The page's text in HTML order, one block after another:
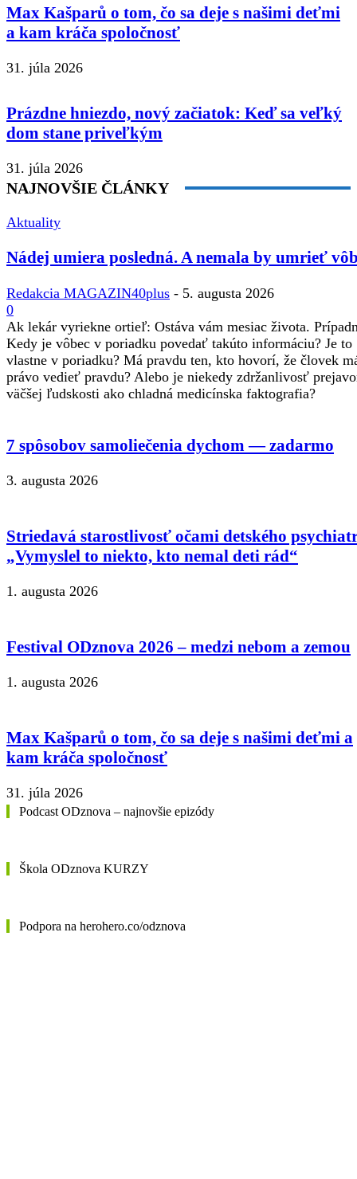
Max Kašparů o tom, čo sa deje s našimi deťmi
a kam kráča spoločnosť
31. júla 2026
Prázdne hniezdo, nový začiatok: Keď sa veľký
dom stane priveľkým
31. júla 2026
NAJNOVŠIE ČLÁNKY
Aktuality
Nádej umiera posledná. A nemala by umrieť
Redakcia MAGAZIN40plus - 5. augusta 2026
0
Ak lekár vyriekne ortieľ: Ostáva vám mesiac života.
Kedy je vôbec v poriadku povedať takúto informáciu? Je to
vlastne v poriadku? Má pravdu ten, kto hovorí, že človek
právo vedieť pravdu? Alebo je niekedy zdržanlivosť
väčšej ľudskosti ako chladná medicínska faktografia?
7 spôsobov samoliečenia dychom — zadarmo
3. augusta 2026
Striedavá starostlivosť očami detského
„Vymyslel to niekto, kto nemal deti rád“
1. augusta 2026
Festival ODznova 2026 – medzi nebom a zemou
1. augusta 2026
Max Kašparů o tom, čo sa deje s našimi deťmi a
kam kráča spoločnosť
31. júla 2026
Podcast ODznova – najnovšie epizódy
Škola ODznova KURZY
Podpora na herohero.co/odznova